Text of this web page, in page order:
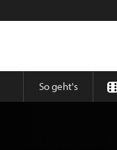
So geht's